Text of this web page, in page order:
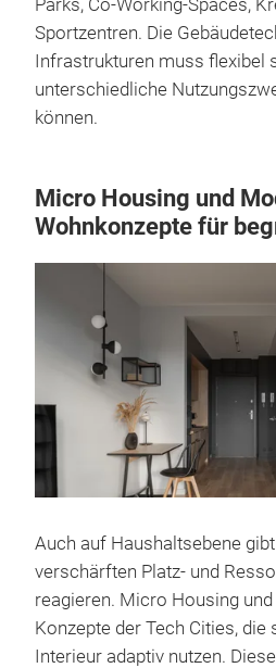
Parks, Co-Working-Spaces,
Sportzentren. Die
Infrastrukturen muss flexibel
unterschiedliche
können.
Micro Housing und
Wohnkonzepte für
Auch auf Haushaltsebene
verschärften Platz- und
reagieren. Micro Housing
Konzepte der Tech Cities,
Interieur adaptiv nutzen.